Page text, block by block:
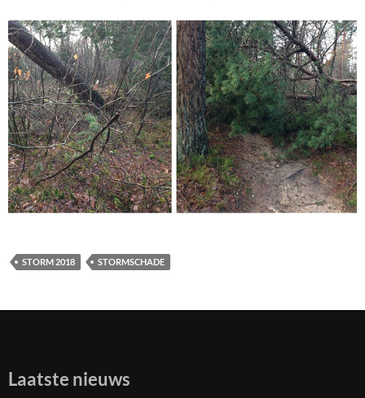
STORM 2018 STORMSCHADE
Laatste nieuws